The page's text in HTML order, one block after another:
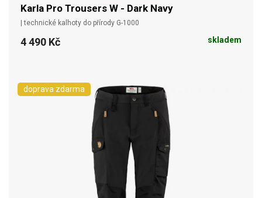
Karla Pro Trousers W - Dark Navy
| technické kalhoty do přírody G-1000
4 490 Kč skladem
doprava zdarma